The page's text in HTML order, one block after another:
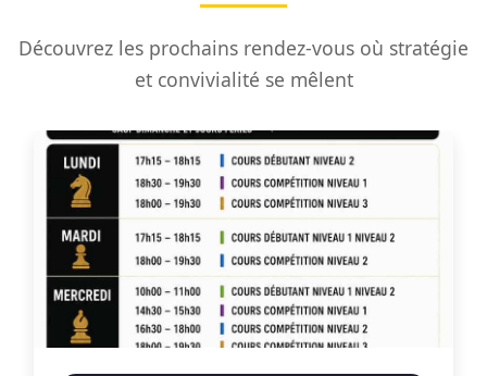
Découvrez les prochains rendez-vous où stratégie
et convivialité se mêlent